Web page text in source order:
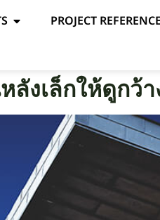
PROJECT
ลังเล็กให้ดูก